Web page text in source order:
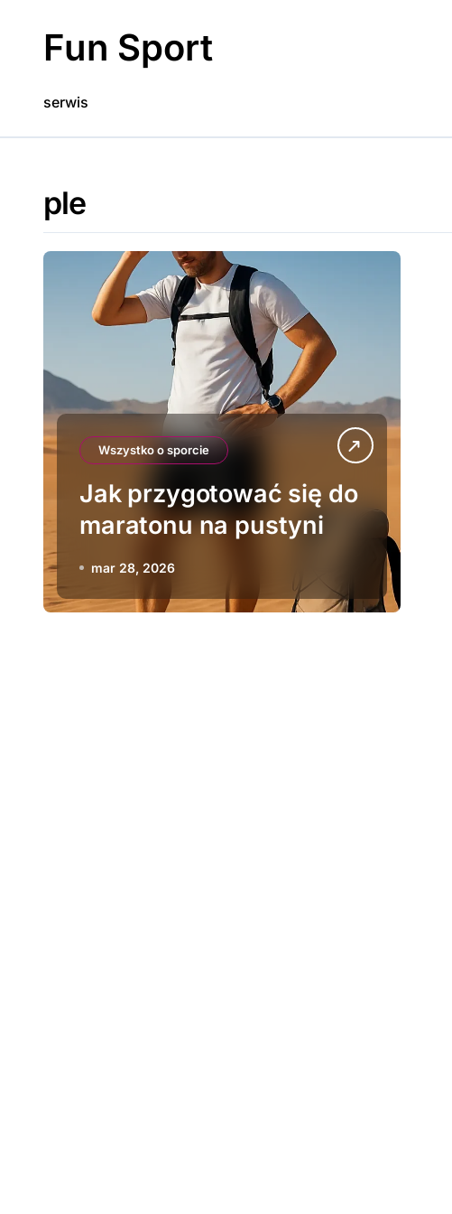
contentFun Sport
serwis
ple
Wszystko o sporcie
Jak przygotować się do
maratonu na pustyni
mar 28, 2026